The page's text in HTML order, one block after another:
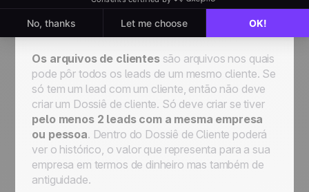
Os arquivos de clientessão arquivos nos quais
pode pôr todos os leads de um mesmo cliente. Se
só tem um lead com um cliente, então não deve
criar um Dossiê de cliente. Só deve criar se tiver
pelo menos 2 leads com a mesma empresa
ou pessoa. Dentro do Dossiê de Cliente poderá
ver o histórico, o valor que representa para a sua
empresa em termos de dinheiro mas também de
antiguidade.